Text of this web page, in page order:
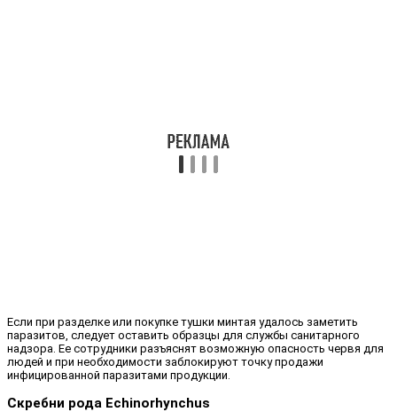
Если при разделке или покупке тушки минтая удалось заметить
паразитов, следует оставить образцы для службы санитарного
надзора. Ее сотрудники разъяснят возможную опасность червя для
людей и при необходимости заблокируют точку продажи
инфицированной паразитами продукции.
Скребни рода Echinorhynchus